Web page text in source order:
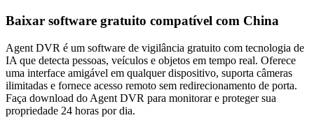
Baixar software gratuito compatível com China
Agent DVR é um software de vigilância gratuito com tecnologia de
IA que detecta pessoas, veículos e objetos em tempo real. Oferece
uma interface amigável em qualquer dispositivo, suporta câmeras
ilimitadas e fornece acesso remoto sem redirecionamento de porta.
Faça download do Agent DVR para monitorar e proteger sua
propriedade 24 horas por dia.